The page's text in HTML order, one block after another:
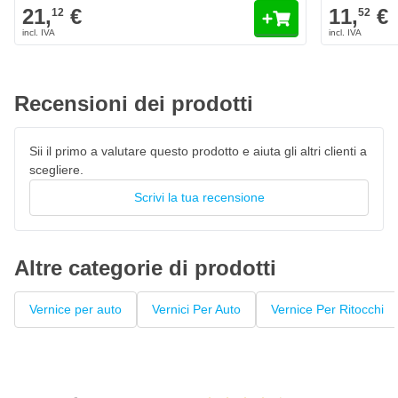
Caratteristiche della vernice per ritocchi di Daewoo/
Chevrolet 10L Casablanca White
Vernice per auto ad asciugatura rapida, resistente al 100% ai
Penna laccata con pennello privo di pelucchi
Questo fondo può essere verniciato con
21,12 € 11,52 €
Recensioni dei prodotti
Sii il primo a valutare questo prodotto e aiuta gli altri clienti a
scegliere.
Scrivi la tua recensione
Altre categorie di prodotti
Vernice per auto Vernici Per Auto Vernice Per Ritocchi